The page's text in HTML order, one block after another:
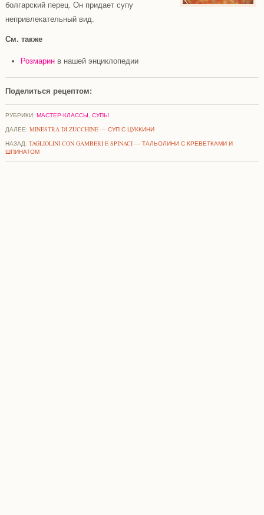
болгарский перец. Он придает супу
непривлекательный вид.
См. также
Розмаринв нашей энциклопедии
Поделиться рецептом:
РУБРИКИ: МАСТЕР-КЛАССЫ, СУПЫ
ДАЛЕЕ: MINESTRA DI ZUCCHINE — СУП С ЦУККИНИ
НАЗАД: TAGLIOLINI CON GAMBERI E SPINACI — ТАЛЬОЛИНИ С КРЕВЕТКАМИ И
ШПИНАТОМ